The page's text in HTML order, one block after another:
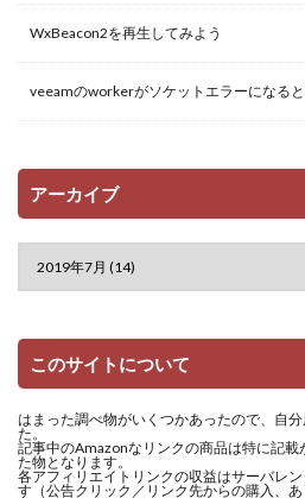
WxBeacon2を再生してみよう
veeamのworkerがソケットエラーになる
アーカイブ
このサイトについて
はまった調べ物がいくつかあったので、自
た。
記事中のAmazonなリンクの商品は特に記載
た物となります。
各アフィリエイトリンクの収益はサーバレ
す（公告クリック／リンク先からの購入、あ